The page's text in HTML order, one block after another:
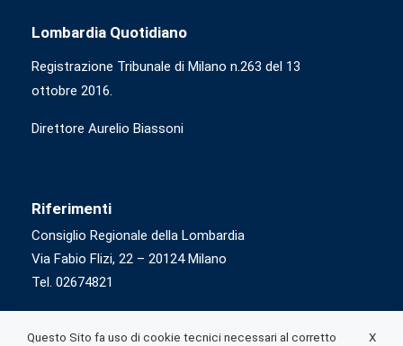
Lombardia Quotidiano
Registrazione Tribunale di Milano n.263 del 13
ottobre 2016.
Direttore Aurelio Biassoni
Riferimenti
Consiglio Regionale della Lombardia
Via Fabio Flizi, 22 – 20124 Milano
Tel. 02674821
X
Questo Sito fa uso di cookie tecnici necessari al corretto